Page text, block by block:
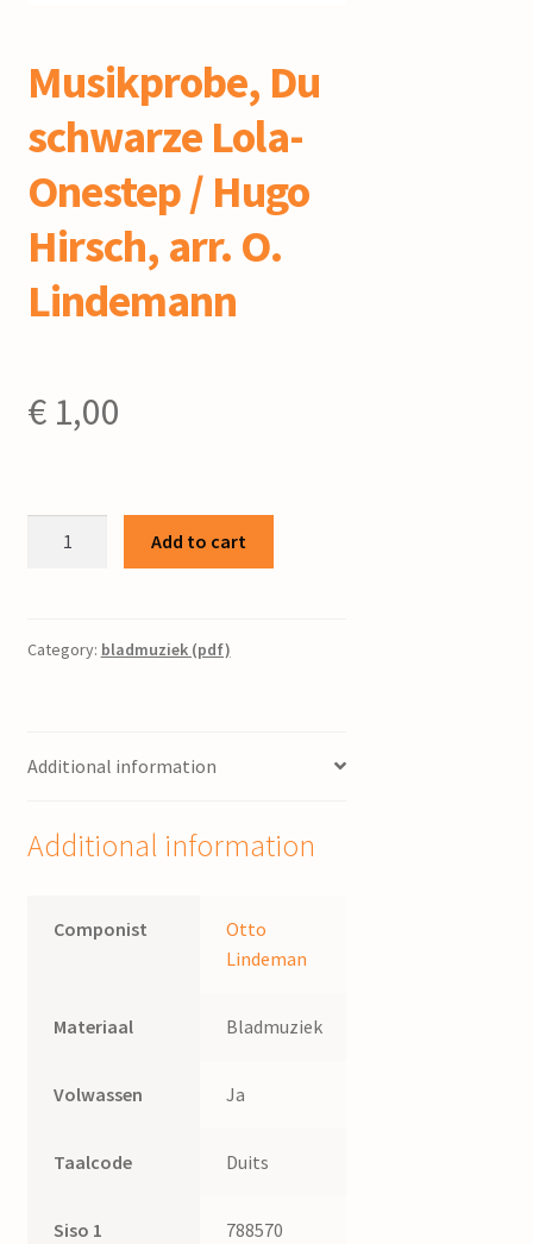
Musikprobe, Du
schwarze Lola-
Onestep / Hugo
Hirsch, arr. O.
Lindemann
€1,00
Onestep
arr.
quantity
Add to cart
Category: bladmuziek (pdf)
Additional information
Additional information
Componist
Otto
Lindeman
Materiaal Bladmuziek
Volwassen Ja
Taalcode Duits
Siso 1 788570